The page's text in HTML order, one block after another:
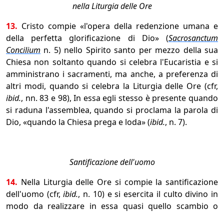
nella Liturgia delle Ore
13. Cristo compie «l'opera della redenzione umana e
della perfetta glorificazione di Dio» (Sacrosanctum
Concilium n. 5) nello Spirito santo per mezzo della sua
Chiesa non soltanto quando si celebra l'Eucaristia e si
amministrano i sacramenti, ma anche, a preferenza di
altri modi, quando si celebra la Liturgia delle Ore (cfr,
ibid., nn. 83 e 98), In essa egli stesso è presente quando
si raduna l'assemblea, quando si proclama la parola di
Dio, «quando la Chiesa prega e loda» (ibid., n. 7).
Santificazione dell'uomo
14. Nella Liturgia delle Ore si compie la santificazione
dell'uomo (cfr,ibid., n. 10) e si esercita il culto divino in
modo da realizzare in essa quasi quello scambio o